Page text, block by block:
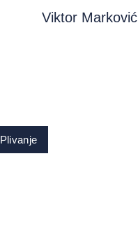
Viktor Marković
Plivanje